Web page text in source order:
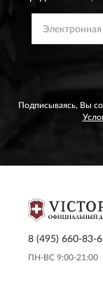
Подписываясь, Вы
8 (495) 660-83-
ПН-ВС 9:00-21:00